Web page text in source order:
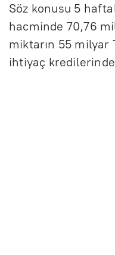
Söz konusu 5
hacminde 70,76
miktarın 55 milyar
ihtiyaç